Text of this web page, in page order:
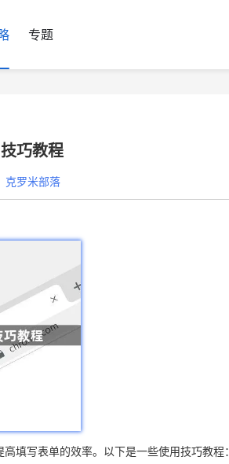
专题
巧教程
克罗米部落
填写表单的效率。以下是一些使用技巧教程：